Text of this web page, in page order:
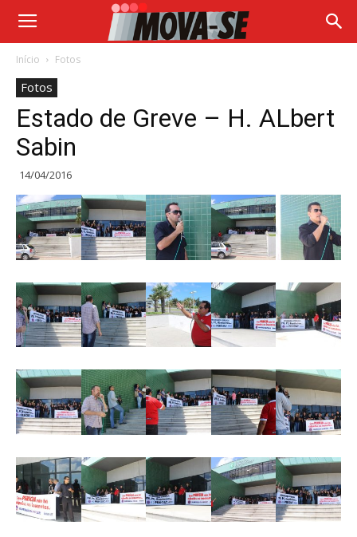
Início Fotos
Fotos
Estado de Greve – H. ALbert
Sabin
14/04/2016